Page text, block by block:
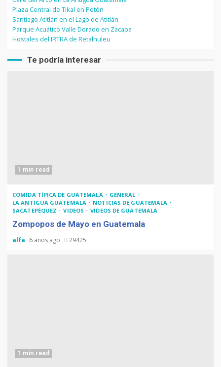
Plaza Central de Tikal en Petén
Santiago Atitlán en el Lago de Atitlán
Parque Acuático Valle Dorado en Zacapa
Hostales del IRTRA de Retalhuleu
Te podría interesar
1 min read
COMIDA TÍPICA DE GUATEMALA
GENERAL
LA ANTIGUA GUATEMALA
NOTICIAS DE GUATEMALA
SACATEPÉQUEZ
VIDEOS VIDEOS DE GUATEMALA
Zompopos de Mayo en Guatemala
alfa 6 años ago 29425
1 min read